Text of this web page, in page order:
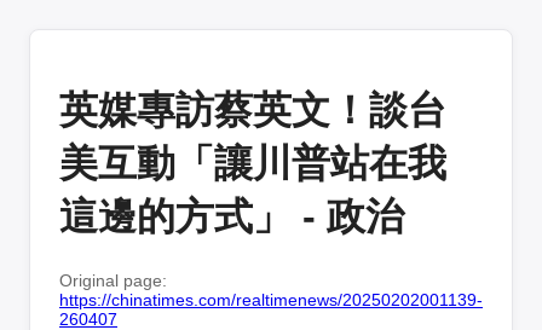
英媒專訪蔡英文！談台
美互動「讓川普站在我
這邊的方式」 - 政治
Original page:
https://chinatimes.com/realtimenews/20250202001139-
260407